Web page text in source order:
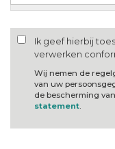
Ik geef hierbij
verwerken
Wij nemen de
van uw
de bescherming
statement.